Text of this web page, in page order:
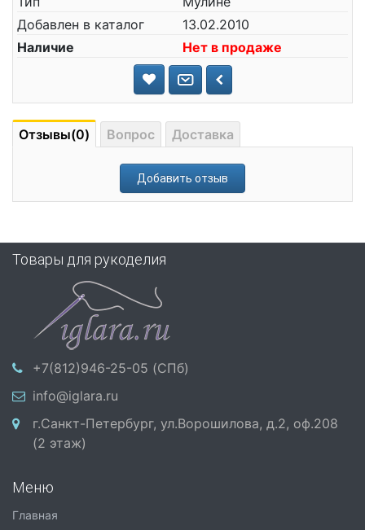
Добавлен в каталог
13.02.2010
Наличие
Нет в продаже
Отзывы(0) Вопрос Доставка
Добавить отзыв
Товары для рукоделия
+7(812)946-25-05 (СПб)
info@iglara.ru
г.Санкт-Петербург, ул.Ворошилова, д.2, оф.208
(2 этаж)
Меню
Главная